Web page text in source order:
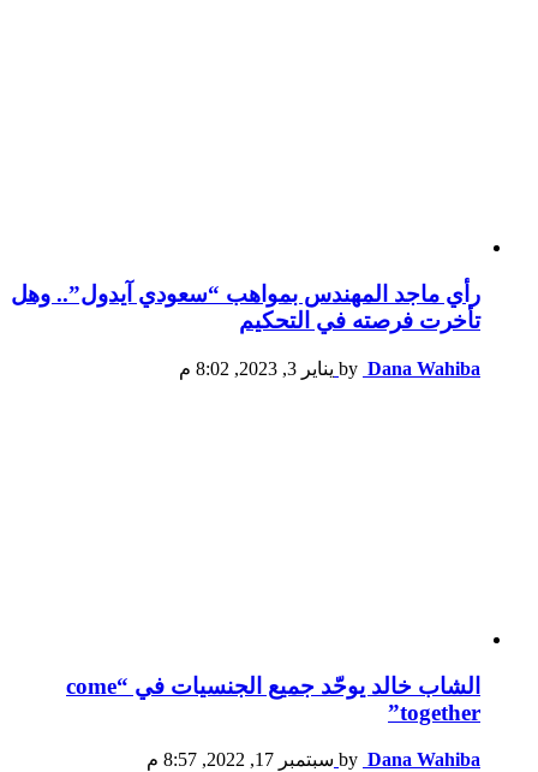
رأي ماجد المهندس بمواهب “سعودي آيدول”.. وهل
تأخرت فرصته في التحكيم
by Dana Wahiba يناير 3, 2023, 8:02 م
الشاب خالد يوحّد جميع الجنسيات في “come
together”
by Dana Wahiba سبتمبر 17, 2022, 8:57 م